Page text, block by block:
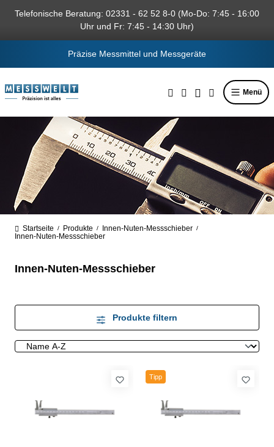
springen
Telefonische Beratung: 02331 - 62 52 8-0 (Mo-Do: 7:45 - 16:00
Uhr und Fr: 7:45 - 14:30 Uhr)
Präzise Messmittel und Messgeräte
Menü
Startseite / Produkte / Innen-Nuten-Messschieber /
Innen-Nuten-Messschieber
Innen-Nuten-Messschieber
Produkte filtern
Tipp